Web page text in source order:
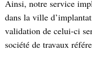
Ainsi, notre service
dans la ville
validation de celui-ci
société de travaux